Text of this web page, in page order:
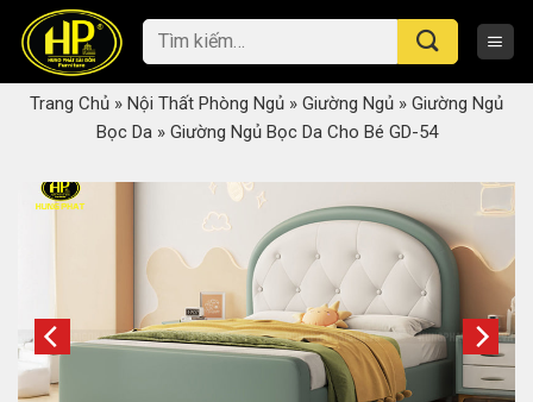
content
Tìm
kiếm:
Trang Chủ » Nội Thất Phòng Ngủ » Giường Ngủ » Giường Ngủ
Bọc Da» Giường Ngủ Bọc Da Cho Bé GD-54